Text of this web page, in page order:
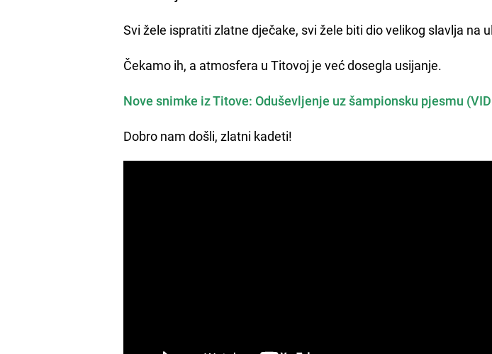
Svi žele ispratiti zlatne dječake, svi žele biti dio velikog slavlja na
Čekamo ih, a atmosfera u Titovoj je već dosegla usijanje.
Nove snimke iz Titove: Oduševljenje uz šampionsku pjesmu
Dobro nam došli, zlatni kadeti!